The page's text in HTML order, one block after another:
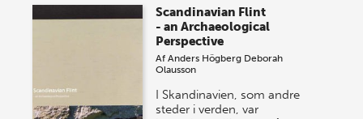
Scandinavian Flint
- an Archaeological
Perspective
AfAnders Högberg Deborah
Olausson
I Skandinavien, som andre
steder i verden, var